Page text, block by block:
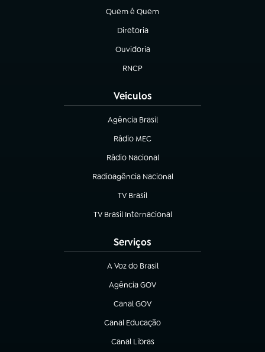
Quem é Quem
(abre em nova aba)
Diretoria
(abre em nova aba)
Ouvidoria
(abre em nova aba)
RNCP
(abre em nova aba)
Veículos
Agência Brasil
(abre em nova aba)
Rádio MEC
(abre em nova aba)
Rádio Nacional
Radioagência Nacional
(abre em nova aba)
TV Brasil
(abre em nova aba)
TV Brasil Internacional
(abre em nova aba)
Serviços
A Voz do Brasil
(abre em nova aba)
Agência GOV
(abre em nova aba)
Canal GOV
(abre em nova aba)
Canal Educação
(abre em nova aba)
Canal Libras
(abre em nova aba)